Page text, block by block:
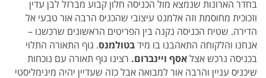
בחדר הארונות שנמצא מול הכניסה חלון קבוע מברזל לבן עדין
וזכוכית מחוסמת וזה אלמנט עיצובי שהכניס הרבה אור טבעי אל
הדירה. שטיח הכניסה נקנה בין הפריטים הראשונים שרכשנו –
אנחנו והלקוחה התאהבנו בו מידבטולמנס. גוף התאורה התלוי
בכניסה נרכש אצלאסף ויינברום. רצינו גוף תאורה עם נוכחות
שיכניס עניין והרבה אור למבואה אבל כזה שעדיין יהיה מינימליסטי